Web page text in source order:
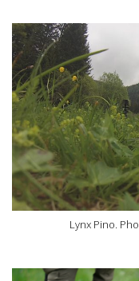
Lynx Pino.